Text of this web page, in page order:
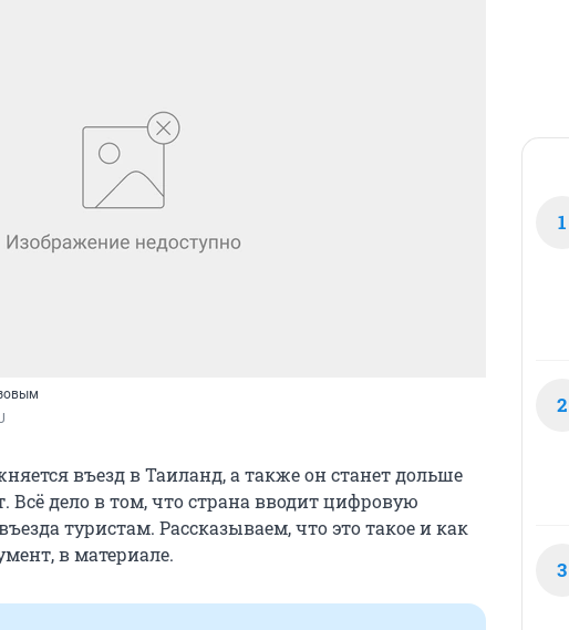
въезд в Таиланд, а также он станет дольше
Всё дело в том, что страна вводит цифровую
туристам. Рассказываем, что это такое и как
в материале.
1
2
3